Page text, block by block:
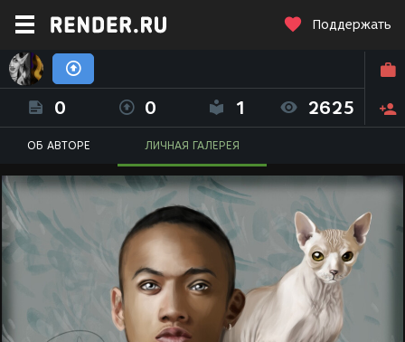
Поддержать
Анастасия Зинакова (Little She_Nas)
0 0 1 2625
ОБ АВТОРЕ ЛИЧНАЯ ГАЛЕРЕЯ